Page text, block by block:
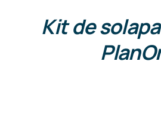
Kit de